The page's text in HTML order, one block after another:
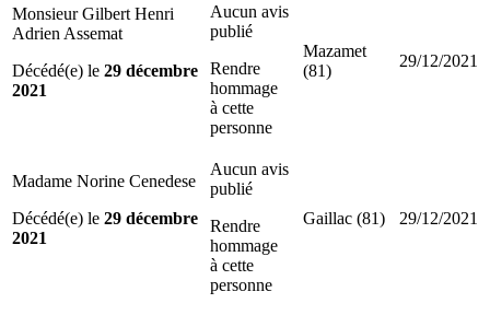
Monsieur Gilbert Henri
Adrien Assemat
Décédé(e) le 29 décembre
2021
Aucun avis
publié
Rendre
hommage
à cette
personne
Mazamet
(81)
29/12/2021
Madame Norine Cenedese
Décédé(e) le 29 décembre
2021
Aucun avis
publié
Rendre
hommage
à cette
personne
Gaillac (81) 29/12/2021